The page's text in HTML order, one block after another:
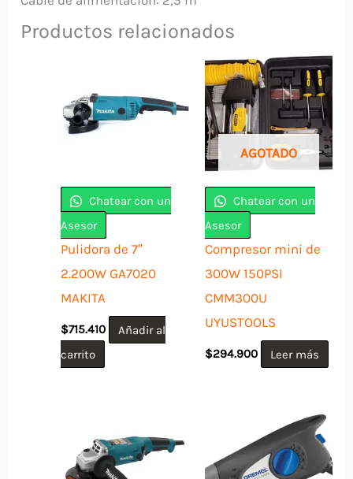
Productos relacionados
Chatear con un
Asesor
Pulidora de 7″
2.200W GA7020
MAKITA
$715.410
Añadir al
carrito
AGOTADO
Chatear con un
Asesor
Compresor mini de
300W 150PSI
CMM300U
UYUSTOOLS
$294.900 Leer más